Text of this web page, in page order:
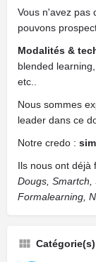
Vous n'avez pas
pouvons
Modalités &
blended
etc..
Nous sommes
leader dans ce
Notre credo :
Ils nous ont déjà
Dougs, Smartch,
Formalearning,
Catégorie(s)